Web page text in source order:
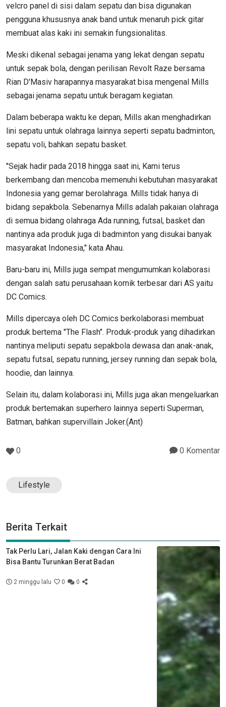
velcro panel di sisi dalam sepatu dan bisa digunakan
pengguna khususnya anak band untuk menaruh pick gitar
membuat alas kaki ini semakin fungsionalitas.
Meski dikenal sebagai jenama yang lekat dengan sepatu
untuk sepak bola, dengan perilisan Revolt Raze bersama
Rian D'Masiv harapannya masyarakat bisa mengenal Mills
sebagai jenama sepatu untuk beragam kegiatan.
Dalam beberapa waktu ke depan, Mills akan menghadirkan
lini sepatu untuk olahraga lainnya seperti sepatu badminton,
sepatu voli, bahkan sepatu basket.
"Sejak hadir pada 2018 hingga saat ini, Kami terus
berkembang dan mencoba memenuhi kebutuhan masyarakat
Indonesia yang gemar berolahraga. Mills tidak hanya di
bidang sepakbola. Sebenarnya Mills adalah pakaian olahraga
di semua bidang olahraga Ada running, futsal, basket dan
nantinya ada produk juga di badminton yang disukai banyak
masyarakat Indonesia," kata Ahau.
Baru-baru ini, Mills juga sempat mengumumkan kolaborasi
dengan salah satu perusahaan komik terbesar dari AS yaitu
DC Comics.
Mills dipercaya oleh DC Comics berkolaborasi membuat
produk bertema "The Flash". Produk-produk yang dihadirkan
nantinya meliputi sepatu sepakbola dewasa dan anak-anak,
sepatu futsal, sepatu running, jersey running dan sepak bola,
hoodie, dan lainnya.
Selain itu, dalam kolaborasi ini, Mills juga akan mengeluarkan
produk bertemakan superhero lainnya seperti Superman,
Batman, bahkan supervillain Joker.(Ant)
0 0 Komentar
Lifestyle
Berita Terkait
Tak Perlu Lari, Jalan Kaki dengan Cara Ini
Bisa Bantu Turunkan Berat Badan
2 minggu lalu 0 0